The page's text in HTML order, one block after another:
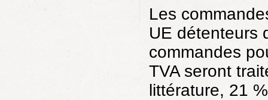
Les
UE détenteurs
commandes
TVA seront
littérature, 21